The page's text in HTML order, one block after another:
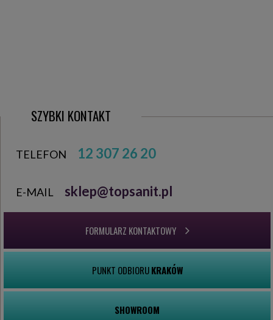
SZYBKI KONTAKT
TELEFON 12 307 26 20
E-MAIL sklep@topsanit.pl
FORMULARZ KONTAKTOWY
PUNKT ODBIORUKRAKÓW
SHOWROOM